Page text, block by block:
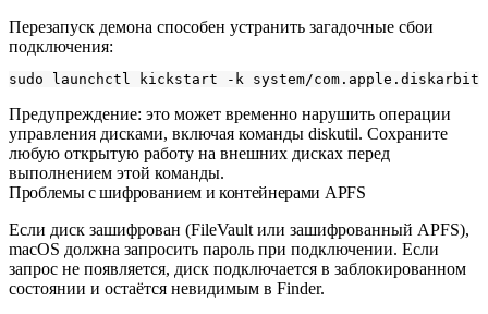
Перезапуск демона способен устранить загадочные сбои
подключения:
Предупреждение: это может временно нарушить операции
управления дисками, включая команды diskutil. Сохраните
любую открытую работу на внешних дисках перед
выполнением этой команды.
Проблемы с шифрованием и контейнерами APFS
Если диск зашифрован (FileVault или зашифрованный APFS),
macOS должна запросить пароль при подключении. Если
запрос не появляется, диск подключается в заблокированном
состоянии и остаётся невидимым в Finder.